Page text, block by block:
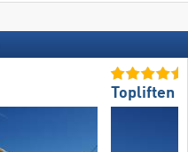
Topliften